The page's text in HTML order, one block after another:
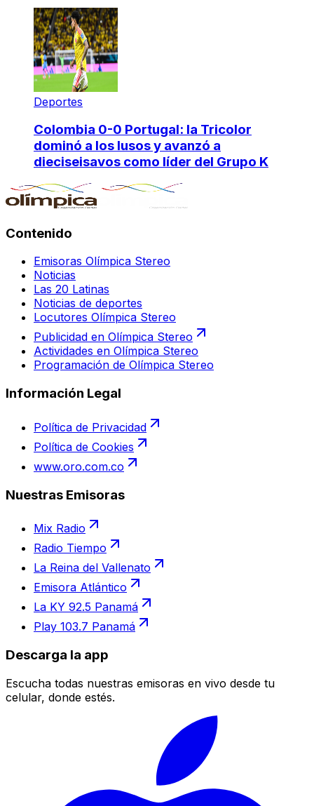
Deportes
Colombia 0-0 Portugal: la Tricolor
dominó a los lusos y avanzó a
dieciseisavos como líder del Grupo K
Contenido
Emisoras Olímpica Stereo
Noticias
Las 20 Latinas
Noticias de deportes
Locutores Olímpica Stereo
Publicidad en Olímpica Stereo
Actividades en Olímpica Stereo
Programación de Olímpica Stereo
Información Legal
Política de Privacidad
Política de Cookies
www.oro.com.co
Nuestras Emisoras
Mix Radio
Radio Tiempo
La Reina del Vallenato
Emisora Atlántico
La KY 92.5 Panamá
Play 103.7 Panamá
Descarga la app
Escucha todas nuestras emisoras en vivo desde tu
celular, donde estés.